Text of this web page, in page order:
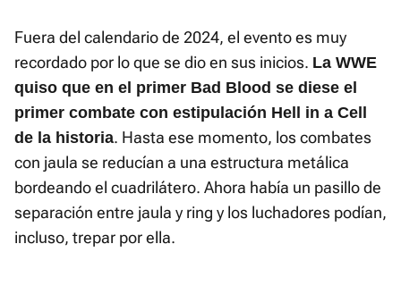
Fuera del calendario de 2024, el evento es muy
recordado por lo que se dio en sus inicios. La WWE
quiso que en el primer Bad Blood se diese el
primer combate con estipulación Hell in a Cell
de la historia. Hasta ese momento, los combates
con jaula se reducían a una estructura metálica
bordeando el cuadrilátero. Ahora había un pasillo de
separación entre jaula y ring y los luchadores podían,
incluso, trepar por ella.